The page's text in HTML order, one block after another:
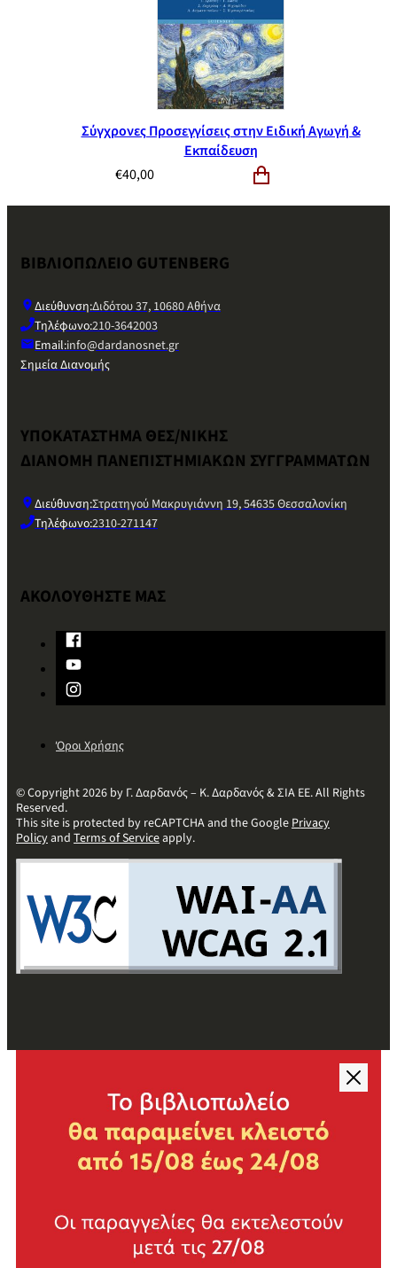
Σύγχρονες Προσεγγίσεις στην Ειδική Αγωγή &
Εκπαίδευση
€40,00
ΒΙΒΛΙΟΠΩΛΕΙΟ GUTENBERG
Διεύθυνση:Διδότου 37, 10680 Αθήνα
Τηλέφωνο:210-3642003
Email:info@dardanosnet.gr
Σημεία Διανομής
ΥΠΟΚΑΤΑΣΤΗΜΑ ΘΕΣ/ΝΙΚΗΣ
ΔΙΑΝΟΜΗ ΠΑΝΕΠΙΣΤΗΜΙΑΚΩΝ ΣΥΓΓΡΑΜΜΑΤΩΝ
Διεύθυνση:Στρατηγού Μακρυγιάννη 19, 54635 Θεσσαλονίκη
Τηλέφωνο:2310-271147
ΑΚΟΛΟΥΘΗΣΤΕ ΜΑΣ
Όροι Χρήσης
© Copyright 2026 by Γ. Δαρδανός – Κ. Δαρδανός & ΣΙΑ ΕΕ. All Rights
Reserved.
This site is protected by reCAPTCHA and the GooglePrivacy
Policyand Terms of Serviceapply.